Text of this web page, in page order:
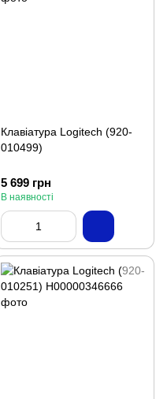
Клавіатура Logitech (920-
010499)
5 699 грн
В наявності